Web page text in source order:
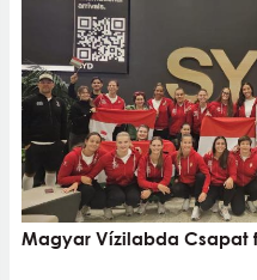
Magyar Vízilabda Csapat